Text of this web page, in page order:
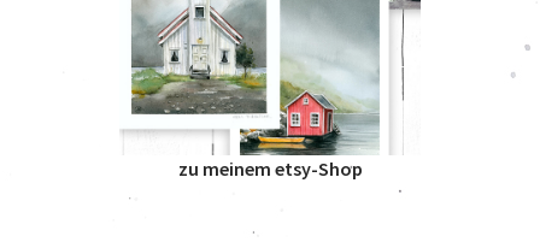
zu meinem etsy-Shop